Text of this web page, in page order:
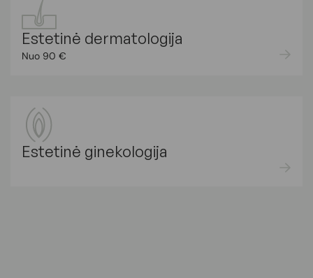
Estetinė dermatologija
Nuo 90 €
Estetinė ginekologija